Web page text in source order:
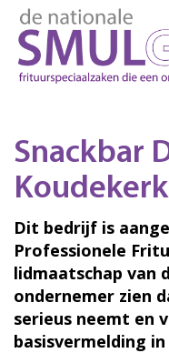
Snackbar
Dit bedrijf is
Professionele
lidmaatschap van
ondernemer zien
serieus neemt en
basisvermelding in